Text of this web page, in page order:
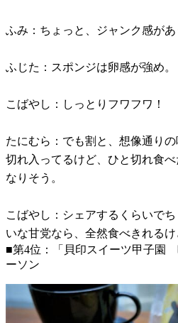
ふみ：ちょっと、ジャンク感があ
ふじた：スポンジは卵感が強め。
こばやし：しっとりフワフワ！
たにむら：でも割と、想像通り
切れ入ってるけど、ひと切れ食
なりそう。
こばやし：シェアするくらいで
いな甘党なら、全然食べきれるけ
■第4位：「貝印スイーツ甲子園
ーソン